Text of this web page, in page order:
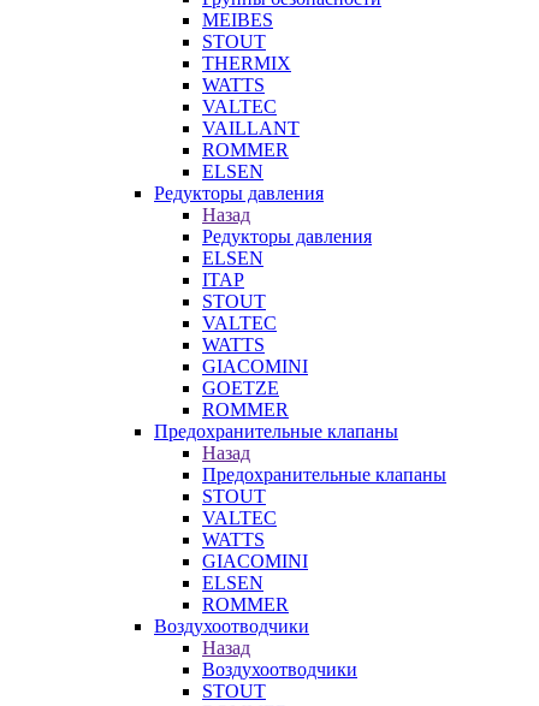
MEIBES
STOUT
THERMIX
WATTS
VALTEC
VAILLANT
ROMMER
ELSEN
Редукторы давления
Назад
Редукторы давления
ELSEN
ITAP
STOUT
VALTEC
WATTS
GIACOMINI
GOETZE
ROMMER
Предохранительные клапаны
Назад
Предохранительные клапаны
STOUT
VALTEC
WATTS
GIACOMINI
ELSEN
ROMMER
Воздухоотводчики
Назад
Воздухоотводчики
STOUT